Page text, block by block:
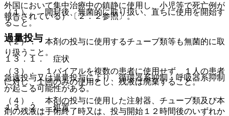
（１）． 開封後、無菌的に取り扱い、直ちに使用を開始す
ること。
（２）． 本剤の投与に使用するチューブ類等も無菌的に取
り扱うこと。
（３）． １バイアルを複数の患者に使用せず、１人の患者
に対し、１回のみの使用とし、残液は廃棄すること。
（４）． 本剤の投与に使用した注射器、チューブ類及び本
剤の残液は手術終了時又は、投与開始１２時間後のいずれか
外国において集中治療中の鎮静に使用し、小児等で死亡例が
報告されている）〔２．２参照〕。
過量投与
１３．１． 症状
急速投与又は過量投与により、循環器系抑制・呼吸器系抑制
が起こる可能性がある。
１３．２． 処置